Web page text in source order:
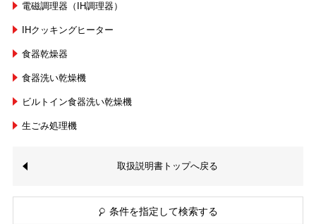
電磁調理器（IH調理器）
IHクッキングヒーター
食器乾燥器
食器洗い乾燥機
ビルトイン食器洗い乾燥機
生ごみ処理機
取扱説明書トップへ戻る
条件を指定して検索する